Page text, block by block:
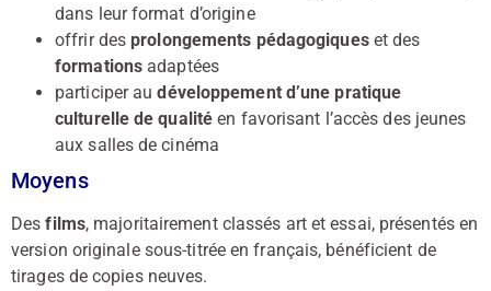
dans leur format d’origine
offrir desprolongements pédagogiqueset des
formations adaptées
participer audéveloppement d’une pratique
culturelle de qualitéen favorisant l’accès des jeunes
aux salles de cinéma
Moyens
Desfilms, majoritairement classés art et essai, présentés en
version originale sous-titrée en français, bénéficient de
tirages de copies neuves.